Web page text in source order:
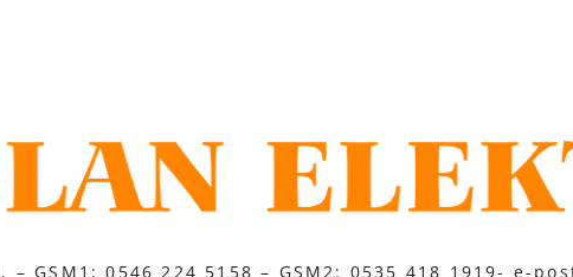
GSM1: 0546 224 5158 – GSM2: 0535 418 1919- e-